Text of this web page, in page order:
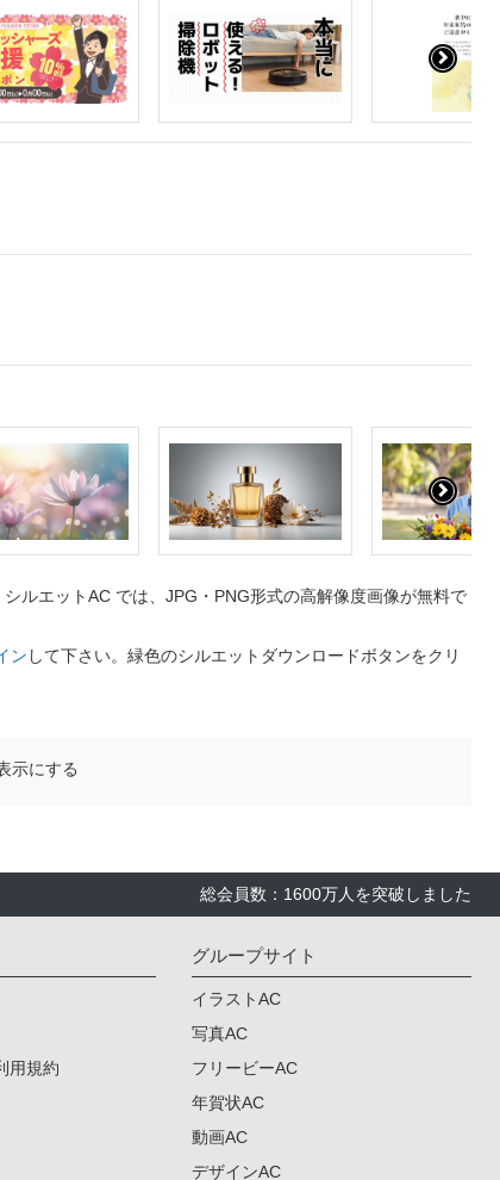
ルエットAC では、JPG・PNG形式の高解像度画像が無料で
ン して下さい。緑色のシルエットダウンロードボタンをクリ
示にする
総会員数：1600万人を突破しました
用規約
グループサイト
イラストAC
写真AC
フリービーAC
年賀状AC
動画AC
デザインAC